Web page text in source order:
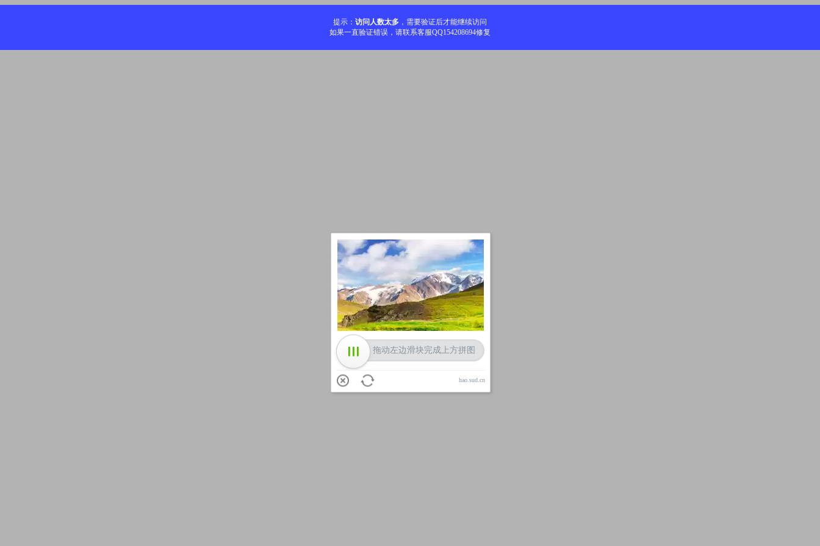
提示： 访问人数太多 ，需要验证后才能继续访问
如果一直验证错误，请联系客服QQ154208694修复
加载中
拖动左边滑块完成上方拼图
hao.sud.cn